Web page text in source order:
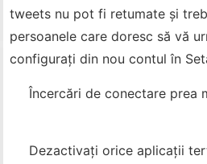
tweets nu pot fi retumate și
persoanele care doresc să vă
configurați din nou contul în
Încercări de conectare prea
Dezactivați orice aplicații